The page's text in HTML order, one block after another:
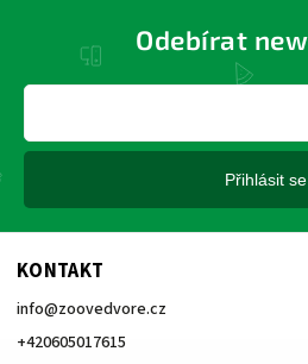
KONTAKT
info@zoovedvore.cz
+420605017615
Odebírat
Přihlásit se